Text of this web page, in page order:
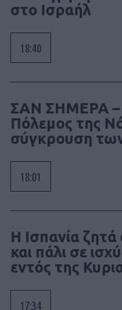
στο Ισραήλ
18:40
ΣΑΝ ΣΗΜΕΡΑ –
Πόλεμος της
σύγκρουση
18:01
Η Ισπανία ζητά
και πάλι σε
εντός της
17:34